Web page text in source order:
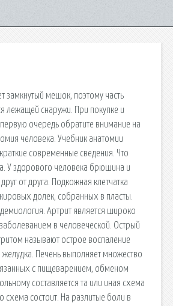
мешок, поэтому часть
лежащей снаружи. При покупке и
очередь обратите внимание на
человека. Учебник анатомии
современные сведения. Что
У здорового человека брюшина и
от друга. Подкожная клетчатка
долек, собранных в пласты.
Артрит является широко
в человеческой. Острый
называют острое воспаление
желудка. Печень выполняет множество
с пищеварением, обменом
составляется та или иная схема
схема состоит. На разлитые боли в